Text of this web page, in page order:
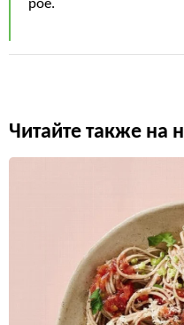
рое.
Читайте также на